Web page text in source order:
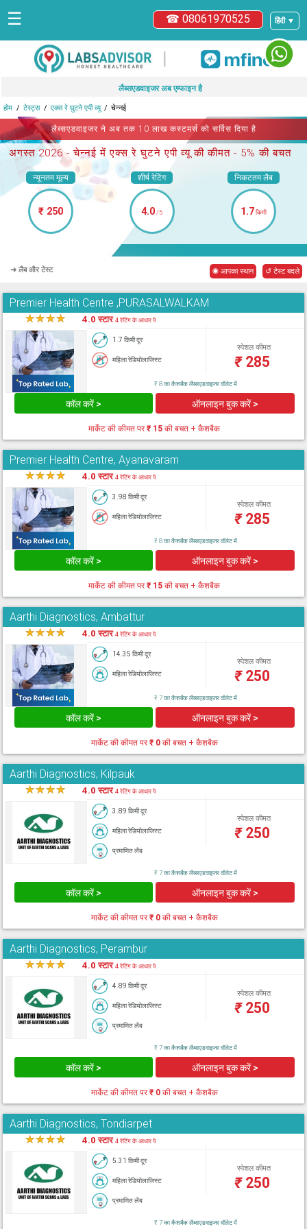
हिंदी ▼
☎ 08061970525
☰
|
लैब्सएडवाइजर अब एम्फाइन है
होम टेस्ट्स एक्स रे घुटने एपी व्यू चेन्नई
लैब्सएडवाइजर ने अब तक 10 लाख कस्टमर्स को सर्विस दिया है
अगस्त 2026 -चेन्नई में एक्स रे घुटने एपी व्यूकी कीमत - 5% की बचत
न्यूनतम मूल्य
₹ 250
शीर्ष रेटिंग
4.0/5
निकटतम लैब
1.7 किमी
➜ लैब और टेस्ट ◉ आपका स्थान ↺ टेस्ट बदले
Premier Health Centre ,PURASALWALKAM
★★★★ 4.0 स्टार4 रेटिंग के आधार पे
1.7 किमी दूर
महिला रेडियोलाजिस्ट
स्पेशल कीमत
₹285
₹ 8 का कैशबैक लैब्सएडवाइजर वॉलेट में
कॉल करें > ऑनलाइन बुक करें >
मार्केट की कीमत पर₹ 15 की बचत + कैशबैक
Premier Health Centre, Ayanavaram
★★★★ 4.0 स्टार4 रेटिंग के आधार पे
3.98 किमी दूर
महिला रेडियोलाजिस्ट
स्पेशल कीमत
₹285
₹ 8 का कैशबैक लैब्सएडवाइजर वॉलेट में
कॉल करें > ऑनलाइन बुक करें >
मार्केट की कीमत पर₹ 15 की बचत + कैशबैक
Aarthi Diagnostics, Ambattur
★★★★ 4.0 स्टार4 रेटिंग के आधार पे
14.35 किमी दूर
महिला रेडियोलाजिस्ट
स्पेशल कीमत
₹250
₹ 7 का कैशबैक लैब्सएडवाइजर वॉलेट में
कॉल करें > ऑनलाइन बुक करें >
मार्केट की कीमत पर₹ 0की बचत + कैशबैक
Aarthi Diagnostics, Kilpauk
★★★★ 4.0 स्टार4 रेटिंग के आधार पे
3.89 किमी दूर
महिला रेडियोलाजिस्ट
प्रमाणित लैब
स्पेशल कीमत
₹250
₹ 7 का कैशबैक लैब्सएडवाइजर वॉलेट में
कॉल करें > ऑनलाइन बुक करें >
मार्केट की कीमत पर₹ 0की बचत + कैशबैक
Aarthi Diagnostics, Perambur
★★★★ 4.0 स्टार4 रेटिंग के आधार पे
4.89 किमी दूर
महिला रेडियोलाजिस्ट
प्रमाणित लैब
स्पेशल कीमत
₹250
₹ 7 का कैशबैक लैब्सएडवाइजर वॉलेट में
कॉल करें > ऑनलाइन बुक करें >
मार्केट की कीमत पर₹ 0की बचत + कैशबैक
Aarthi Diagnostics, Tondiarpet
★★★★ 4.0 स्टार4 रेटिंग के आधार पे
5.31 किमी दूर
महिला रेडियोलाजिस्ट
प्रमाणित लैब
स्पेशल कीमत
₹250
₹ 7 का कैशबैक लैब्सएडवाइजर वॉलेट में